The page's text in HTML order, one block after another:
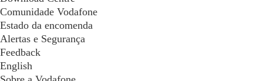
Comunidade Vodafone
Estado da encomenda
Alertas e Segurança
Feedback
English